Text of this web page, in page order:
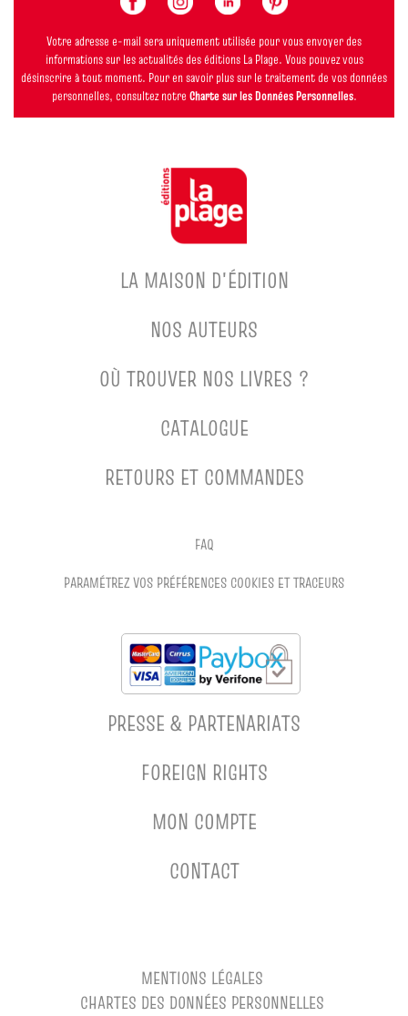
Votre adresse e-mail sera uniquement utilisée pour vous envoyer des
informations sur les actualités des éditions La Plage. Vous pouvez vous
désinscrire à tout moment. Pour en savoir plus sur le traitement de vos données
personnelles, consultez notre Charte sur les Données Personnelles.
LA MAISON D'ÉDITION
NOS AUTEURS
OÙ TROUVER NOS LIVRES ?
CATALOGUE
RETOURS ET COMMANDES
FAQ
PARAMÉTREZ VOS PRÉFÉRENCES COOKIES ET TRACEURS
PRESSE & PARTENARIATS
FOREIGN RIGHTS
MON COMPTE
CONTACT
MENTIONS LÉGALES
CHARTES DES DONNÉES PERSONNELLES